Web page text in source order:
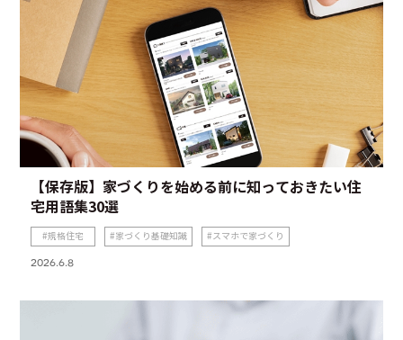
【保存版】家づくりを始める前に知っておきたい住
宅用語集30選
規格住宅 家づくり基礎知識 スマホで家づくり
2026.6.8